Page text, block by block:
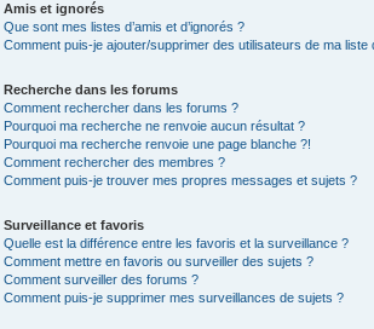
Amis et ignorés
Que sont mes listes d’amis et d’ignorés ?
Comment puis-je ajouter/supprimer des utilisateurs de ma liste
Recherche dans les forums
Comment rechercher dans les forums ?
Pourquoi ma recherche ne renvoie aucun résultat ?
Pourquoi ma recherche renvoie une page blanche ?!
Comment rechercher des membres ?
Comment puis-je trouver mes propres messages et sujets ?
Surveillance et favoris
Quelle est la différence entre les favoris et la surveillance ?
Comment mettre en favoris ou surveiller des sujets ?
Comment surveiller des forums ?
Comment puis-je supprimer mes surveillances de sujets ?